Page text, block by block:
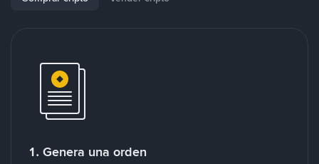
1. Genera una orden